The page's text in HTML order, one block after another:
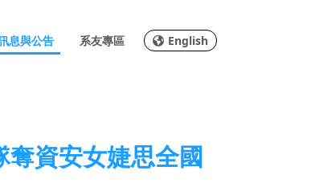
息與公告 系友專區 English
資安女婕思全國